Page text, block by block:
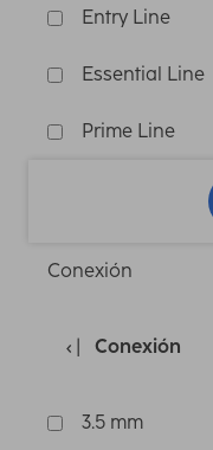
Entry Line
Essential Line
Prime Line
Conexión
Conexión
3.5 mm